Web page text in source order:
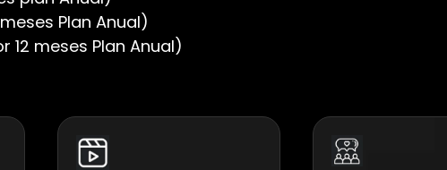
Plan Anual)
12 meses Plan Anual)